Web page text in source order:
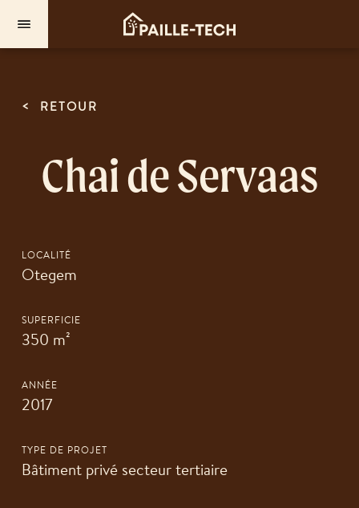
< RETOUR
Chai de Servaas
LOCALITÉ
Otegem
SUPERFICIE
350 m²
ANNÉE
2017
TYPE DE PROJET
Bâtiment privé secteur tertiaire